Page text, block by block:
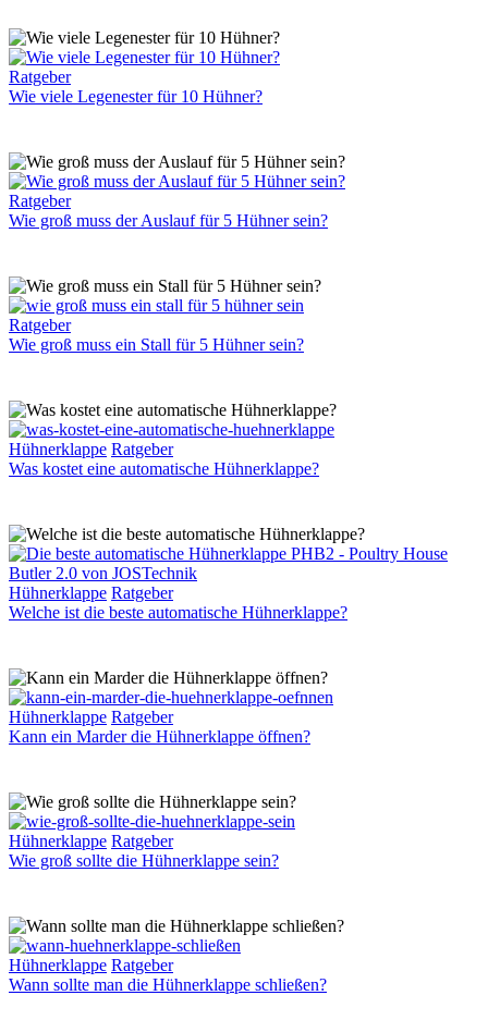
besten
für
Hühner?
Wie
viele
10
Hühner?
Ratgeber
Wie viele Legenester für 10 Hühner?
Wie
groß
Auslauf
für
5
Hühner
sein?
Ratgeber
Wie groß muss der Auslauf für 5 Hühner sein?
Wie
groß
Stall
für
5
Hühner
sein?
Ratgeber
Wie groß muss ein Stall für 5 Hühner sein?
Was
kostet
Hühnerklappe?
Hühnerklappe Ratgeber
Was kostet eine automatische Hühnerklappe?
Welche
ist
automatische
Hühnerklappe?
Hühnerklappe Ratgeber
Welche ist die beste automatische Hühnerklappe?
Kann
ein
Hühnerklappe
öffnen?
Hühnerklappe Ratgeber
Kann ein Marder die Hühnerklappe öffnen?
Wie
groß
Hühnerklappe
sein?
Hühnerklappe Ratgeber
Wie groß sollte die Hühnerklappe sein?
Wann
sollte
Hühnerklappe Ratgeber
Wann sollte man die Hühnerklappe schließen?